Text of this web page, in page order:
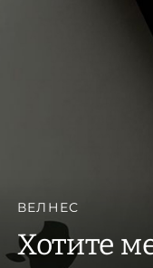
ВЕЛНЕС
Хотите